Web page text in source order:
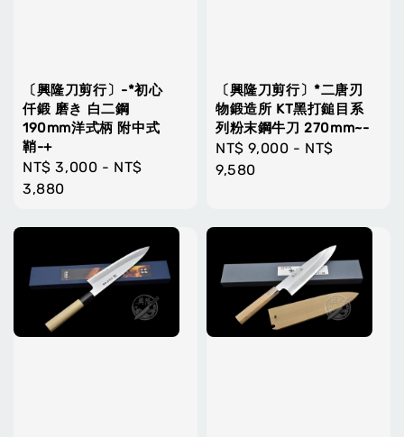
〔興隆刀剪行〕-*初心
仟鍛 磨き 白二鋼
190mm洋式柄 附中式
鞘-+
Regular
price
NT$ 3,000 - NT$
3,880
〔興隆刀剪行〕*二唐刃
物鍛造所 KT黑打鎚目系
列粉末鋼牛刀 270mm~-
Regular
price
NT$ 9,000 - NT$
9,580